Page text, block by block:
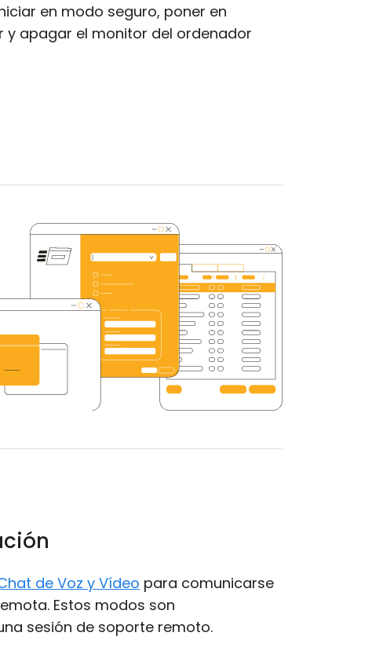
en modo seguro, poner en
y apagar el monitor del ordenador
de Voz y Vídeo para comunicarse
Estos modos son
sesión de soporte remoto.